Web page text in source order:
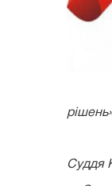
Суддя